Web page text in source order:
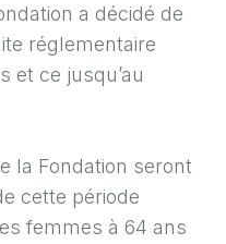
a décidé de
réglementaire
et ce jusqu’au
la Fondation seront
cette période
femmes à 64 ans